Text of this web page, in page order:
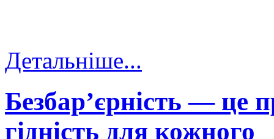
Детальніше...
Безбар’єрність — це
гідність для кожного